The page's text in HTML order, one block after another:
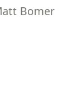
Bomer